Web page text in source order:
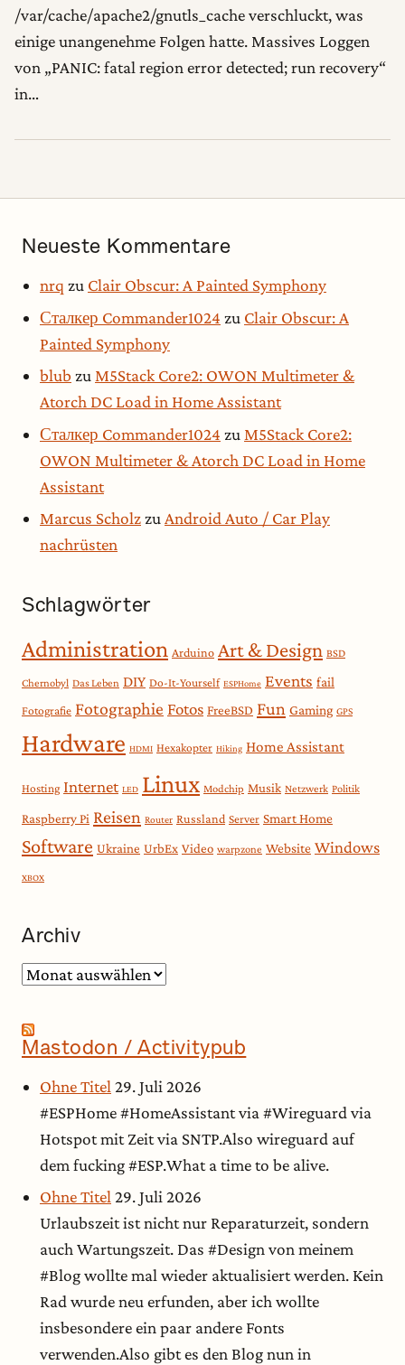
/var/cache/apache2/gnutls_cache verschluckt, was
einige unangenehme Folgen hatte. Massives Loggen
von „PANIC: fatal region error detected; run recovery“
in…
Neueste Kommentare
nrq zu Clair Obscur: A Painted Symphony
Сталкер Commander1024 zu Clair Obscur: A
Painted Symphony
blub zu M5Stack Core2: OWON Multimeter &
Atorch DC Load in Home Assistant
Сталкер Commander1024 zu M5Stack Core2:
OWON Multimeter & Atorch DC Load in Home
Assistant
Marcus Scholzzu Android Auto / Car Play
nachrüsten
Schlagwörter
Administration Arduino Art & Design BSD
Chernobyl Das Leben DIY Do-It-Yourself ESPHome Events fail
Fotografie Fotographie Fotos FreeBSD Fun Gaming GPS
Hardware HDMI Hexakopter Hiking Home Assistant
Hosting Internet LED Linux Modchip Musik Netzwerk Politik
Raspberry Pi Reisen Router Russland Server Smart Home
Software Ukraine UrbEx Video warpzone Website Windows
XBOX
Archiv
Archiv
Mastodon / Activitypub
Ohne Titel 29. Juli 2026
#ESPHome #HomeAssistant via #Wireguard via
Hotspot mit Zeit via SNTP.Also wireguard auf
dem fucking #ESP.What a time to be alive.
Ohne Titel29. Juli 2026
Urlaubszeit ist nicht nur Reparaturzeit, sondern
auch Wartungszeit. Das #Design von meinem
#Blog wollte mal wieder aktualisiert werden. Kein
Rad wurde neu erfunden, aber ich wollte
insbesondere ein paar andere Fonts
verwenden.Also gibt es den Blog nun in